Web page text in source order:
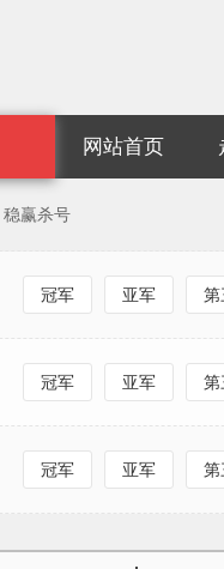
网站首页
稳赢杀号
冠军 亚军 第
冠军 亚军 第
冠军 亚军 第